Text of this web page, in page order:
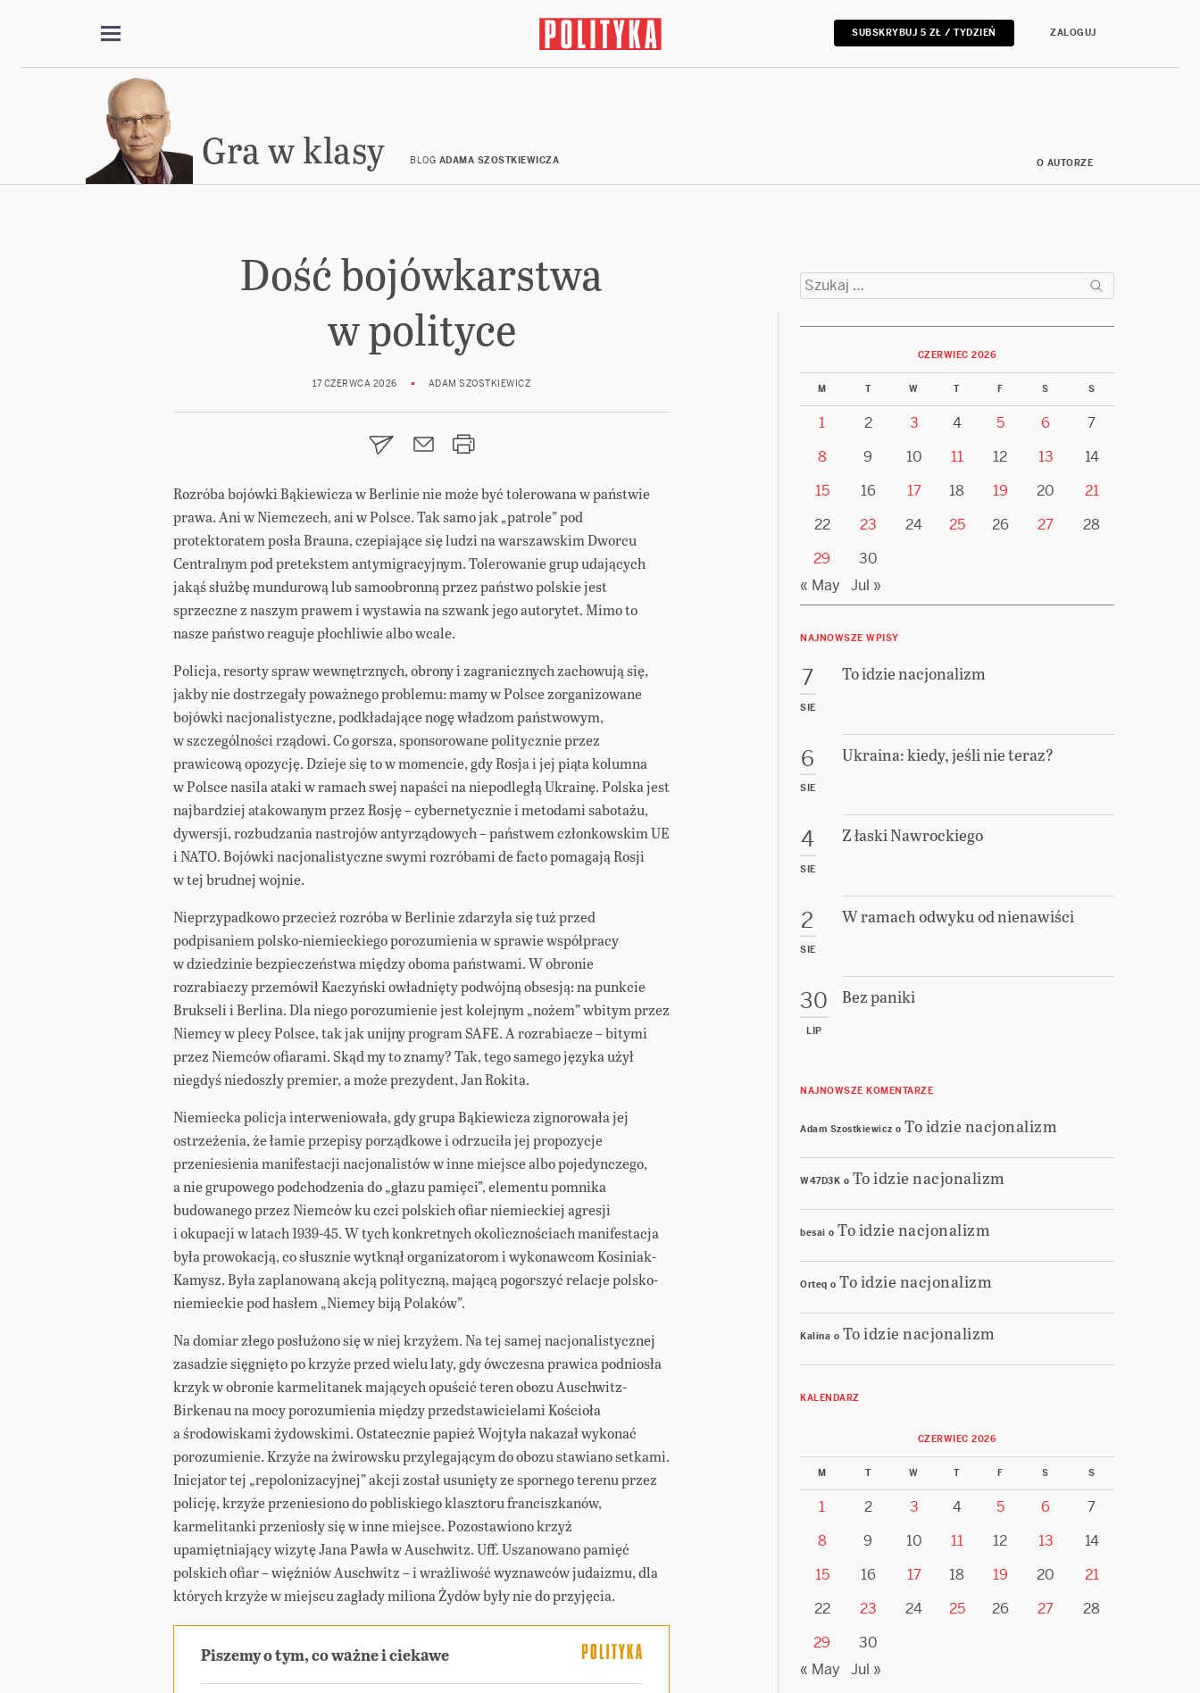
SUBSKRYBUJ 5 ZŁ / TYDZIEŃ ZALOGUJ
Gra w klasy BLOG ADAMA SZOSTKIEWICZA O AUTORZE
Dość bojówkarstwa
w polityce
17 CZERWCA 2026 ADAM SZOSTKIEWICZ
Rozróba bojówki Bąkiewicza w Berlinie nie może być tolerowana w państwie
prawa. Ani w Niemczech, ani w Polsce. Tak samo jak „patrole” pod
protektoratem posła Brauna, czepiające się ludzi na warszawskim Dworcu
Centralnym pod pretekstem antymigracyjnym. Tolerowanie grup udających
jakąś służbę mundurową lub samoobronną przez państwo polskie jest
sprzeczne z naszym prawem i wystawia na szwank jego autorytet. Mimo to
nasze państwo reaguje płochliwie albo wcale.
Policja, resorty spraw wewnętrznych, obrony i zagranicznych zachowują się,
jakby nie dostrzegały poważnego problemu: mamy w Polsce zorganizowane
bojówki nacjonalistyczne, podkładające nogę władzom państwowym,
w szczególności rządowi. Co gorsza, sponsorowane politycznie przez
prawicową opozycję. Dzieje się to w momencie, gdy Rosja i jej piąta kolumna
w Polsce nasila ataki w ramach swej napaści na niepodległą Ukrainę. Polska jest
najbardziej atakowanym przez Rosję – cybernetycznie i metodami sabotażu,
dywersji, rozbudzania nastrojów antyrządowych – państwem członkowskim UE
i NATO. Bojówki nacjonalistyczne swymi rozróbami de facto pomagają Rosji
w tej brudnej wojnie.
Nieprzypadkowo przecież rozróba w Berlinie zdarzyła się tuż przed
podpisaniem polsko-niemieckiego porozumienia w sprawie współpracy
w dziedzinie bezpieczeństwa między oboma państwami. W obronie
rozrabiaczy przemówił Kaczyński owładnięty podwójną obsesją: na punkcie
Brukseli i Berlina. Dla niego porozumienie jest kolejnym „nożem” wbitym przez
Niemcy w plecy Polsce, tak jak unijny program SAFE. A rozrabiacze – bitymi
przez Niemców ofiarami. Skąd my to znamy? Tak, tego samego języka użył
niegdyś niedoszły premier, a może prezydent, Jan Rokita.
Niemiecka policja interweniowała, gdy grupa Bąkiewicza zignorowała jej
ostrzeżenia, że łamie przepisy porządkowe i odrzuciła jej propozycje
przeniesienia manifestacji nacjonalistów w inne miejsce albo pojedynczego,
a nie grupowego podchodzenia do „głazu pamięci”, elementu pomnika
budowanego przez Niemców ku czci polskich ofiar niemieckiej agresji
i okupacji w latach 1939-45. W tych konkretnych okolicznościach manifestacja
była prowokacją, co słusznie wytknął organizatorom i wykonawcom Kosiniak-
Kamysz. Była zaplanowaną akcją polityczną, mającą pogorszyć relacje polsko-
niemieckie pod hasłem „Niemcy biją Polaków”.
Na domiar złego posłużono się w niej krzyżem. Na tej samej nacjonalistycznej
zasadzie sięgnięto po krzyże przed wielu laty, gdy ówczesna prawica podniosła
krzyk w obronie karmelitanek mających opuścić teren obozu Auschwitz-
Birkenau na mocy porozumienia między przedstawicielami Kościoła
a środowiskami żydowskimi. Ostatecznie papież Wojtyła nakazał wykonać
porozumienie. Krzyże na żwirowsku przylegającym do obozu stawiano setkami.
Inicjator tej „repolonizacyjnej” akcji został usunięty ze spornego terenu przez
policję, krzyże przeniesiono do pobliskiego klasztoru franciszkanów,
karmelitanki przeniosły się w inne miejsce. Pozostawiono krzyż
upamiętniający wizytę Jana Pawła w Auschwitz. Uff. Uszanowano pamięć
polskich ofiar – więźniów Auschwitz – i wrażliwość wyznawców judaizmu, dla
których krzyże w miejscu zagłady miliona Żydów były nie do przyjęcia.
Piszemy o tym, co ważne i ciekawe
Szukaj:
CZERWIEC 2026
M T W T F S S
1 2 3 4 5 6
7
8
9 10 11 12 13
14
15
16 17 18 19 20
21
22
23 24 25 26 27
28
29
30
« May
Jul »
NAJNOWSZE WPISY
7
SIE
To idzie nacjonalizm
6
SIE
Ukraina: kiedy, jeśli nie teraz?
4
SIE
Z łaski Nawrockiego
2
SIE
W ramach odwyku od nienawiści
30
LIP
Bez paniki
NAJNOWSZE KOMENTARZE
Adam Szostkiewicz o To idzie nacjonalizm
W47D3K o To idzie nacjonalizm
besai o To idzie nacjonalizm
Orteq o To idzie nacjonalizm
Kalina o To idzie nacjonalizm
KALENDARZ
CZERWIEC 2026
M T W T F S S
1 2 3 4 5 6
7
8
9 10 11 12 13
14
15
16 17 18 19 20
21
22
23 24 25 26 27
28
29
30
« May
Jul »